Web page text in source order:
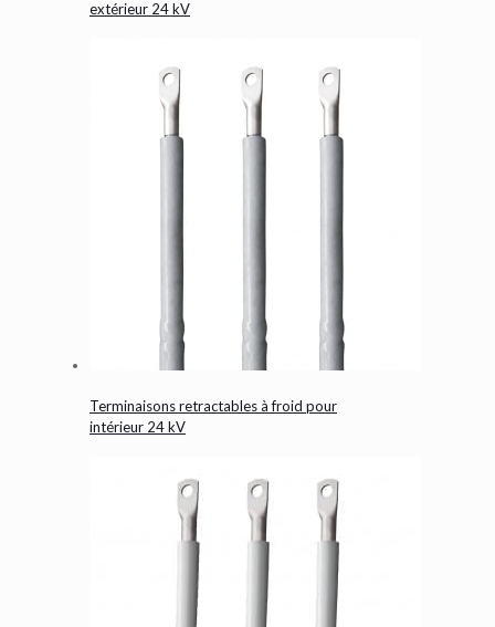
extérieur 24 kV
Terminaisons retractables à froid pour
intérieur 24 kV